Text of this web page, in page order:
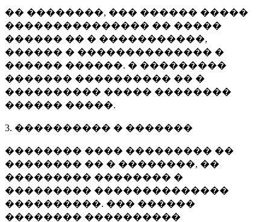
�� ��������, ��� ������ �����
��������������� �� �����
������ �� � �����������,
������ � �������������� �
������ ������. � ���������
������� ���������� �� �
���������� ����� ��������
������ �����.
3. ���������� � �������
�������� ���� ��������� ��
�������� �� � ��������, ��
��������� �������� �
��������� ��������������
����������. ��� ������
�������� ����������